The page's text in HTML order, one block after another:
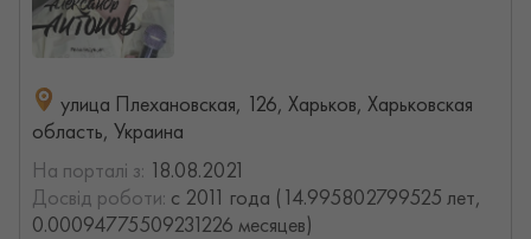
улица Плехановская, 126, Харьков, Харьковская
область, Украина
На порталі з: 18.08.2021
Досвід роботи: с 2011 года (14.995802799525 лет,
0.00094775509231226 месяцев)